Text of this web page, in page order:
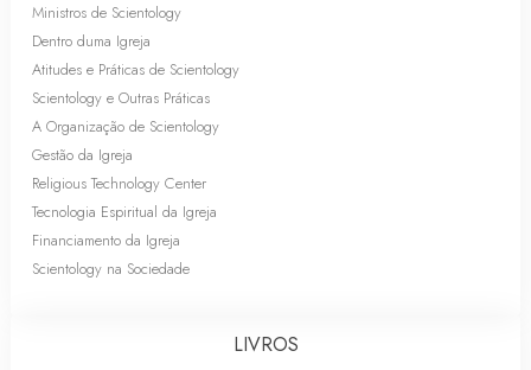
Ministros de Scientology
Dentro duma Igreja
Atitudes e Práticas de Scientology
Scientology e Outras Práticas
A Organização de Scientology
Gestão da Igreja
Religious Technology Center
Tecnologia Espiritual da Igreja
Financiamento da Igreja
Scientology na Sociedade
LIVROS